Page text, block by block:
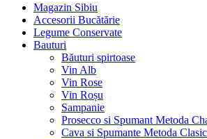
Magazin Sibiu
Accesorii Bucătărie
Legume Conservate
Bauturi
Băuturi spirtoase
Vin Alb
Vin Rose
Vin Roșu
Sampanie
Prosecco si Spumant Metoda
Cava si Spumante Metoda